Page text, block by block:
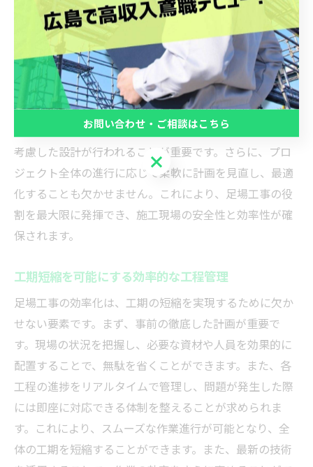
足場工事を成功裏に進めるには、プロジェクトの初期段
階での計画が肝要です。特に、足場設置の目的や使用期
間、現場の特性を踏まえた設計が求められます。この段
階での計画が不十分であれば、施工の進行に支障をきた
し、工期延長やコスト増加の原因となりかねません。例
えば、広島県での実績を元に、地域特有の気候や地形を
考慮した設計が行われることが重要です。さらに、プロ
ジェクト全体の進行に応じて柔軟に計画を見直し、最適
化することも欠かせません。これにより、足場工事の役
割を最大限に発揮でき、施工現場の安全性と効率性が確
保されます。
工期短縮を可能にする効率的な工程管理
足場工事の効率化は、工期の短縮を実現するために欠か
せない要素です。まず、事前の徹底した計画が重要で
す。現場の状況を把握し、必要な資材や人員を効果的に
配置することで、無駄を省くことができます。また、各
工程の進捗をリアルタイムで管理し、問題が発生した際
には即座に対応できる体制を整えることが求められま
す。これにより、スムーズな作業進行が可能となり、全
体の工期を短縮することができます。また、最新の技術
お問い合わせ・ご相談はこちら
お問い合わせ・ご相談はこちら